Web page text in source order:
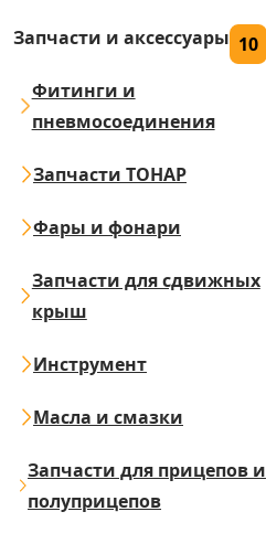
Запчасти и аксессуары 10
Фитинги и
пневмосоединения
Запчасти ТОНАР
Фары и фонари
Запчасти для сдвижных
крыш
Инструмент
Масла и смазки
Запчасти для прицепов и
полуприцепов